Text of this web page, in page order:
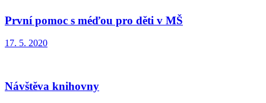
První pomoc s méďou pro děti v MŠ
17. 5. 2020
Návštěva knihovny